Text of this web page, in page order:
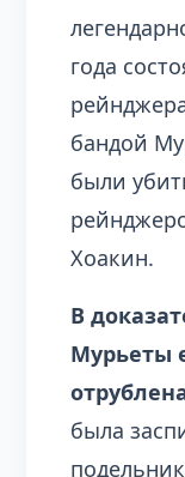
года
бандой
были
Хоакин.
В
Мурьеты
была